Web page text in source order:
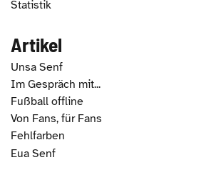
Statistik
Artikel
Unsa Senf
Im Gespräch mit...
Fußball offline
Von Fans, für Fans
Fehlfarben
Eua Senf